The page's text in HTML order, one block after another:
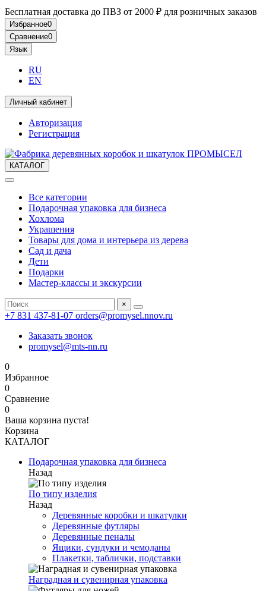
Бесплатная доставка до ПВЗ от 2000 ₽ для розничных заказов
Избранное0
Сравнение0
Язык
RU
EN
Личный кабинет
Авторизация
Регистрация
КАТАЛОГ
Все категории
Подарочная упаковка для бизнеса
Хохлома
Украшения
Товары для дома и интерьера из дерева
Сад и дача
Дети
Подарки
Мастер-классы и экскурсии
×
+7 831 437-81-07 orders@promysel.nnov.ru
Заказать звонок
promysel@mts-nn.ru
0
Избранное
0
Сравнение
0
Ваша корзина пуста!
Корзина
КАТАЛОГ
Подарочная упаковка для бизнеса
Назад
По типу изделия
Назад
Деревянные коробки и шкатулки
Деревянные футляры
Деревянные пеналы
Ящики, сундуки и чемоданы
Плакетки, таблички, подставки
Наградная и сувенирная упаковка